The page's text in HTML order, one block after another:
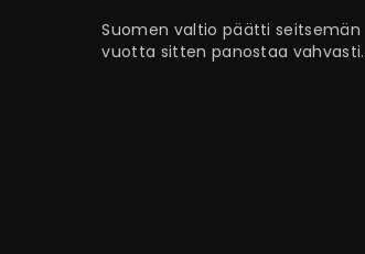
Suomen valtio päätti seitsemän
vuotta sitten panostaa vahvasti